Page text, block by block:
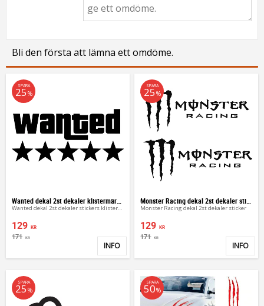
Bli den första att lämna ett omdöme.
Wanted dekal 2st dekaler stickers klistermärke
129 KR
171 KR
SPARA
25 %
Lägg till i favoriter
INFO
Monster Racing dekal 2st dekaler sticker
129 KR
171 KR
SPARA
25 %
INFO
SPARA
25 %
SPARA
50%